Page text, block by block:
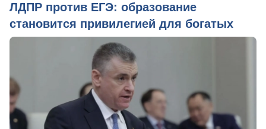
ЛДПР против ЕГЭ: образование
становится привилегией для богатых